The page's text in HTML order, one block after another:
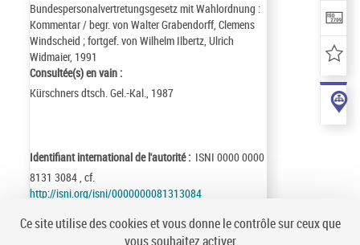
Bundespersonalvertretungsgesetz mit Wahlordnung :
Kommentar / begr. von Walter Grabendorff, Clemens
Windscheid ; fortgef. von Wilhelm Ilbertz, Ulrich
Widmaier, 1991
Consultée(s) en vain :
Kürschners dtsch. Gel.-Kal., 1987
Identifiant international de l'autorité : ISNI 0000 0000
8131 3084 , cf.
http://isni.org/isni/0000000081313084
Notice n° :FRBNF12284946
Ce site utilise des cookies et vous donne le contrôle sur ceux que
vous souhaitez activer